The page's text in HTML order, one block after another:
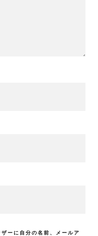
ーに自分の名前、メールア